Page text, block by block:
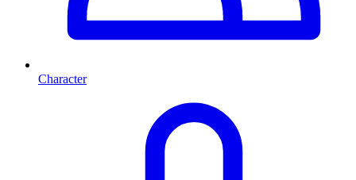
Character